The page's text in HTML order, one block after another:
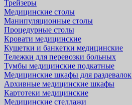
Трейзеры
Медицинские столы
Манипуляционные столы
Процедурные столы
Кровати медицинские
Кушетки и банкетки медицинские
Тележки для перевозки больных
Тумбы медицинские подкатные
Медицинские шкафы для раздевалок
Архивные медицинские шкафы
Картотеки медицинские
Медицинские стеллажи